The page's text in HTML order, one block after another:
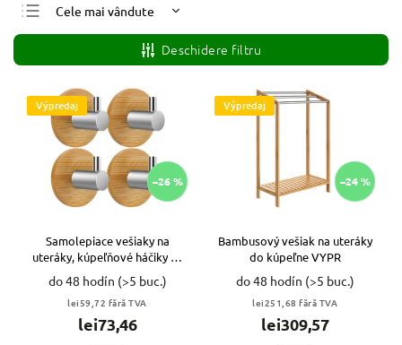
Cele mai vândute
Cele mai ieftine
Cele mai scumpe
Alfabetic
Deschidere filtru
Výpredaj
–26 %
Samolepiace vešiaky na
uteráky, kúpeľňové háčiky 4x
bambus VYPR
do 48 hodín (>5 buc.)
lei59,72 fără TVA
lei73,46
Výpredaj
–24 %
Bambusový vešiak na uteráky
do kúpeľne VYPR
do 48 hodín (>5 buc.)
lei251,68 fără TVA
lei309,57